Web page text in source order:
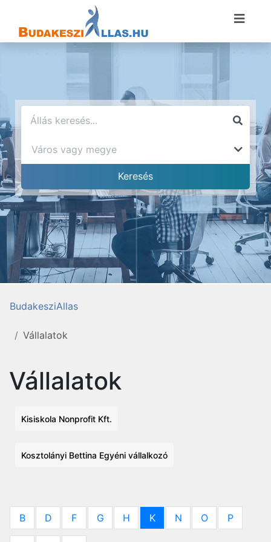
BudakesziAllas
Vállalatok
Vállalatok
Kisiskola Nonprofit Kft.
Kosztolányi Bettina Egyéni vállalkozó
B D F G H K N O P